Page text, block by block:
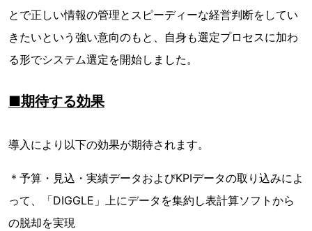
とで正しい情報の管理とスピーディーな経営判断をしてい
きたいという強い意向のもと、自身も選定プロセスに加わ
る形でシステム選定を開始しました。
■期待する効果
導入により以下の効果が期待されます。
＊予算・見込・実績データおよびKPIデータの取り込みによ
って、「DIGGLE」上にデータを集約し表計算ソフトから
の脱却を実現